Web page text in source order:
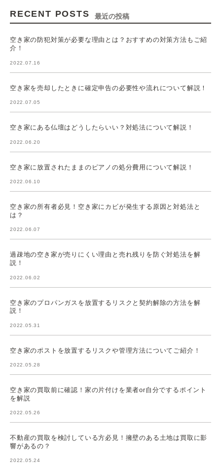
RECENT POSTS 最近の投稿
空き家の防犯対策が必要な理由とは？おすすめの対策方法もご紹
介！
2022.07.16
空き家を売却したときに確定申告の必要性や流れについて解説！
2022.07.05
空き家にある仏壇はどうしたらいい？対処法について解説！
2022.06.20
空き家に放置されたままのピアノの処分費用について解説！
2022.06.10
空き家の所有者必見！空き家にカビが発生する原因と対処法と
は？
2022.06.07
過疎地の空き家が売りにくい理由と売れ残りを防ぐ対処法を解
説！
2022.06.02
空き家のプロパンガスを放置するリスクと契約解除の方法を解
説！
2022.05.31
空き家のポストを放置するリスクや管理方法についてご紹介！
2022.05.28
空き家の買取前に確認！家の片付けを業者or自分でするポイント
を解説
2022.05.26
不動産の買取を検討している方必見！擁壁のある土地は買取に影
響があるの？
2022.05.24